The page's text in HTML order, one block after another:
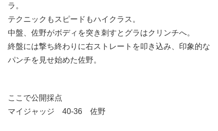
ラ。
テクニックもスピードもハイクラス。
中盤、佐野がボディを突き刺すとグラはクリンチへ。
終盤には撃ち終わりに右ストレートを叩き込み、印象的な
パンチを見せ始めた佐野。
ここで公開採点
マイジャッジ 40-36 佐野